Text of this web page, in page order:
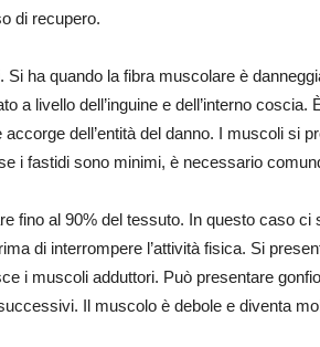
di recupero.
Si ha quando la fibra muscolare è
a livello dell’inguine e dell’interno coscia.
dell’entità del danno. I muscoli si
i fastidi sono minimi, è necessario
fino al 90% del tessuto. In questo caso ci
di interrompere l’attività fisica. Si
i muscoli adduttori. Può presentare
Il muscolo è debole e diventa